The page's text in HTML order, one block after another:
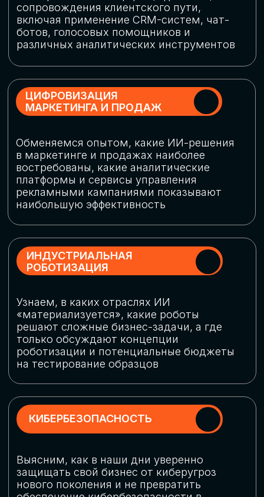
СПИКЕРЫ
СТАТЬ СПИКЕРОМ
В конференции участвовали более 120 спикеров